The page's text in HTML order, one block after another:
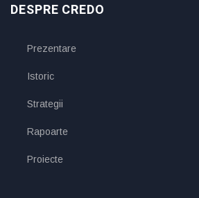
DESPRE CREDO
Prezentare
Istoric
Strategii
Rapoarte
Proiecte